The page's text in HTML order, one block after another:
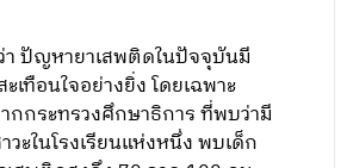
า ปัญหายาเสพติดในปัจจุบันมี
เทือนใจอย่างยิ่ง โดยเฉพาะ
กกระทรวงศึกษาธิการ ที่พบว่ามี
ะในโรงเรียนแห่งหนึ่ง พบเด็ก